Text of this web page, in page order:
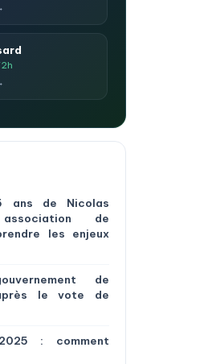
ans de Nicolas
de
les enjeux
de
le vote de
: comment